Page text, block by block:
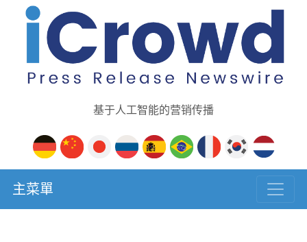
基于人工智能的营销传播
主菜單